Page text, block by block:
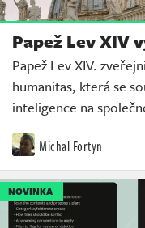
Papež Lev XIV
Papež Lev XIV.
humanitas, která se
inteligence na
Michal Fortyn
NOVINKA